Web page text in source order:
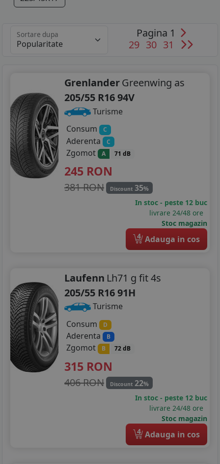
Sortare dupa
Pagina 1
29 30 31
GrenlanderGreenwing as
205/55 R16 94V
Turisme
Consum
C
Aderenta C
Zgomot A 71 dB
245 RON
381 RON Discount 35%
In stoc - peste 12 buc
livrare 24/48 ore
Stoc magazin
4 Adauga in cos
Laufenn Lh71 g fit 4s
205/55 R16 91H
Turisme
Consum
D
Aderenta B
Zgomot B 72 dB
315 RON
406 RON Discount 22%
In stoc - peste 12 buc
livrare 24/48 ore
Stoc magazin
4 Adauga in cos